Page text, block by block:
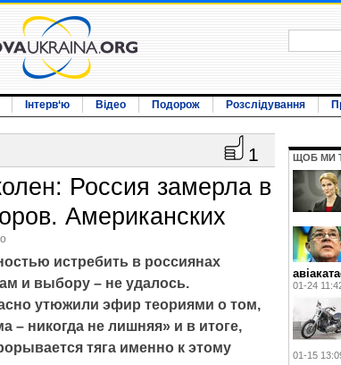
Інтерв‘ю Відео Подорож Розслідування
1
Россия замерла в
Американских
истребить в россиянах
и выбору – не удалось.
утюжили эфир теориями о том,
– никогда не лишняя» и в итоге,
тяга именно к этому
ЩОБ МИ
01-24
01-15